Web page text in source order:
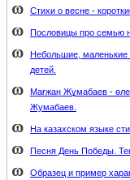
Стихи о весне -
Пословицы про семью
Небольшие, маленькие
детей.
Мағжан Жұмабаев -
Жумабаев.
На казахском языке
Песня День Победы.
Образец и пример